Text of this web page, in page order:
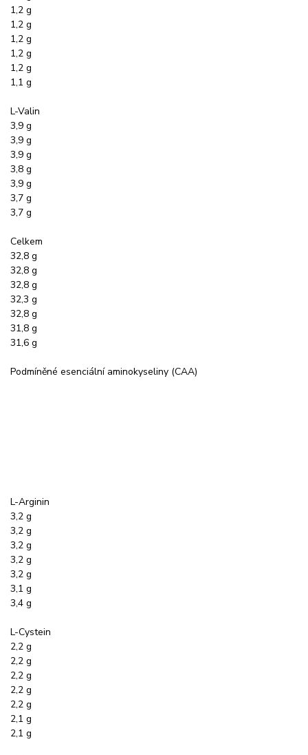
1,2 g
1,2 g
1,2 g
1,2 g
1,2 g
1,1 g
L-Valin
3,9 g
3,9 g
3,9 g
3,8 g
3,9 g
3,7 g
3,7 g
Celkem
32,8 g
32,8 g
32,8 g
32,3 g
32,8 g
31,8 g
31,6 g
Podmíněné esenciální aminokyseliny (CAA)
L-Arginin
3,2 g
3,2 g
3,2 g
3,2 g
3,2 g
3,1 g
3,4 g
L-Cystein
2,2 g
2,2 g
2,2 g
2,2 g
2,2 g
2,1 g
2,1 g